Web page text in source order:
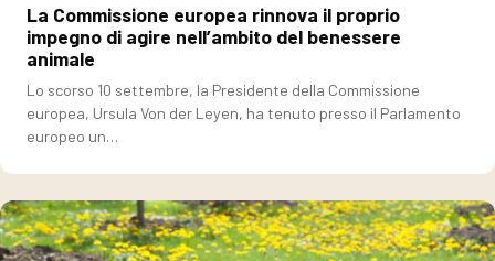
La Commissione europea rinnova il proprio
impegno di agire nell’ambito del benessere
animale
Lo scorso 10 settembre, la Presidente della Commissione
europea, Ursula Von der Leyen, ha tenuto presso il Parlamento
europeo un…